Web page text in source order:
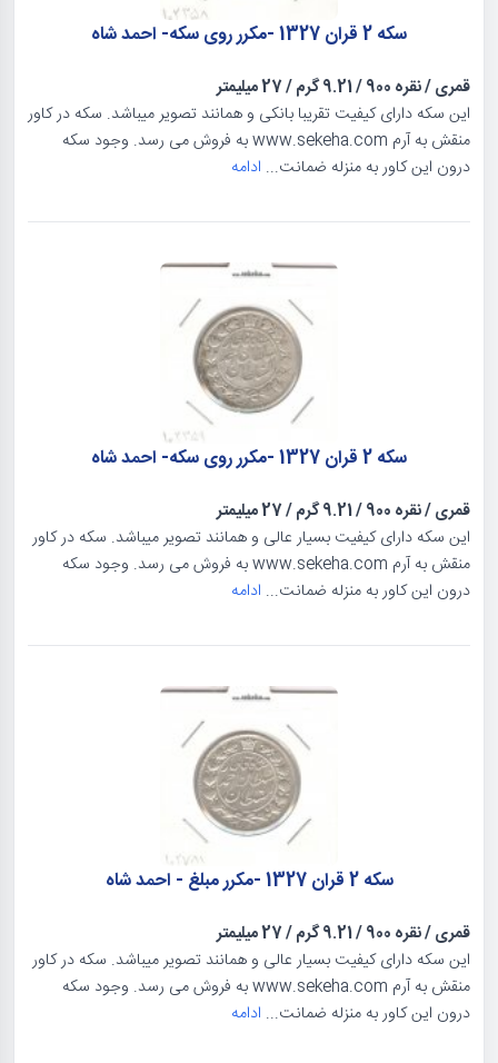
سکه 2 قران 1327 -مکرر روی سکه- احمد شاه
قمری/نقره 900 /9.21 گرم /27 میلیمتر
این سکه دارای کیفیت تقریبا بانکی و همانند تصویر میباشد. سکه در کاور
منقش به آرم www.sekeha.com به فروش می رسد. وجود سکه
درون این کاور به منزله ضمانت... ادامه
سکه 2 قران 1327 -مکرر روی سکه- احمد شاه
قمری/نقره 900 /9.21 گرم /27 میلیمتر
این سکه دارای کیفیت بسیار عالی و همانند تصویر میباشد. سکه در کاور
منقش به آرم www.sekeha.com به فروش می رسد. وجود سکه
درون این کاور به منزله ضمانت... ادامه
سکه 2 قران 1327 -مکرر مبلغ - احمد شاه
قمری/نقره 900 /9.21 گرم /27 میلیمتر
این سکه دارای کیفیت بسیار عالی و همانند تصویر میباشد. سکه در کاور
منقش به آرم www.sekeha.com به فروش می رسد. وجود سکه
درون این کاور به منزله ضمانت... ادامه